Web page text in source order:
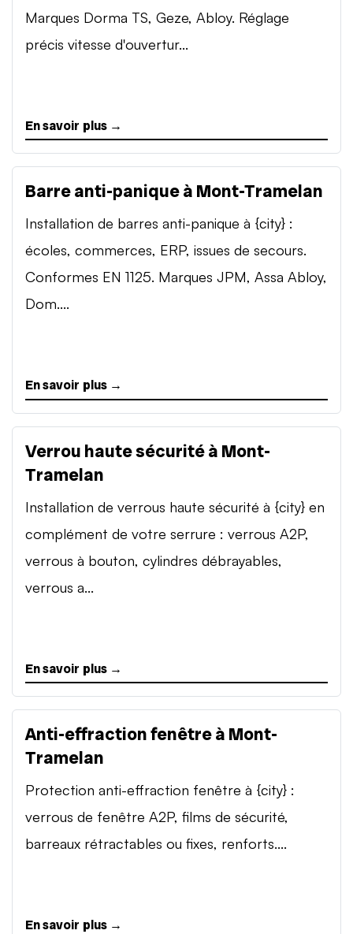
Marques Dorma TS, Geze, Abloy. Réglage
précis vitesse d'ouvertur...
En savoir plus →
Barre anti-panique à Mont-Tramelan
Installation de barres anti-panique à {city} :
écoles, commerces, ERP, issues de secours.
Conformes EN 1125. Marques JPM, Assa Abloy,
Dom....
En savoir plus →
Verrou haute sécurité à Mont-
Tramelan
Installation de verrous haute sécurité à {city} en
complément de votre serrure : verrous A2P,
verrous à bouton, cylindres débrayables,
verrous a...
En savoir plus →
Anti-effraction fenêtre à Mont-
Tramelan
Protection anti-effraction fenêtre à {city} :
verrous de fenêtre A2P, films de sécurité,
barreaux rétractables ou fixes, renforts....
En savoir plus →